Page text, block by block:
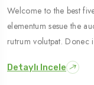
Welcome to the best
elementum sesue the
rutrum volutpat. Donec
Detaylı Incele